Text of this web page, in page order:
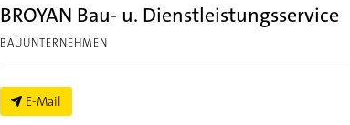
BROYAN Bau- u. Dienstleistungsservice
BAUUNTERNEHMEN
E-Mail